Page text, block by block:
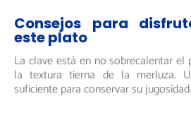
Consejos para
este plato
La clave está en no sobrecalentar
la textura tierna de la merluza.
suficiente para conservar su jugosidad.